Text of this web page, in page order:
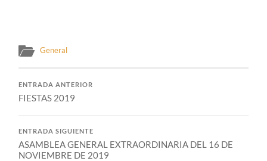
General
ENTRADA ANTERIOR
FIESTAS 2019
ENTRADA SIGUIENTE
ASAMBLEA GENERAL EXTRAORDINARIA DEL 16 DE
NOVIEMBRE DE 2019